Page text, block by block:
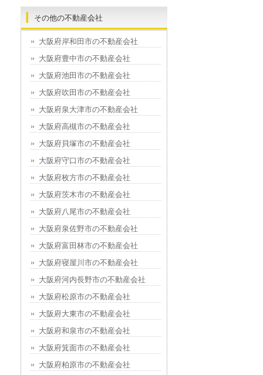
その他の不動産会社
大阪府岸和田市の不動産会社
大阪府豊中市の不動産会社
大阪府池田市の不動産会社
大阪府吹田市の不動産会社
大阪府泉大津市の不動産会社
大阪府高槻市の不動産会社
大阪府貝塚市の不動産会社
大阪府守口市の不動産会社
大阪府枚方市の不動産会社
大阪府茨木市の不動産会社
大阪府八尾市の不動産会社
大阪府泉佐野市の不動産会社
大阪府富田林市の不動産会社
大阪府寝屋川市の不動産会社
大阪府河内長野市の不動産会社
大阪府松原市の不動産会社
大阪府大東市の不動産会社
大阪府和泉市の不動産会社
大阪府箕面市の不動産会社
大阪府柏原市の不動産会社